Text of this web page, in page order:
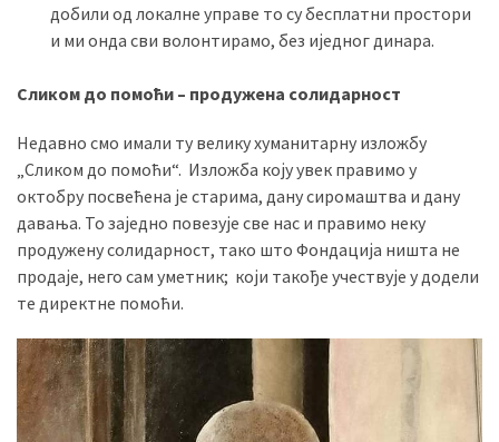
добили од локалне управе то су бесплатни простори
и ми онда сви волонтирамо, без иједног динара.
Сликом до помоћи – продужена солидарност
Недавно смо имали ту велику хуманитарну изложбу
„Сликом до помоћи“. Изложба коју увек правимо у
октобру посвећена је старима, дану сиромаштва и дану
давања. То заједно повезује све нас и правимо неку
продужену солидарност, тако што Фондација ништа не
продаје, него сам уметник; који такође учествује у додели
те директне помоћи.